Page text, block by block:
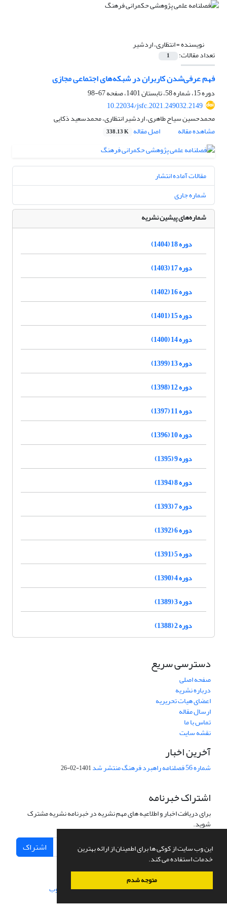
این وب سایت از کوکی ها برای اطمینان از ارائه بهترین
خدمات استفاده می کند.
متوجه شدم
نویسنده =انتظاری، اردشیر
تعداد مقالات: 1
فهم عرفی‌شدن کاربران در شبکه‌های اجتماعی مجازی
دوره 15، شماره 58، تابستان 1401، صفحه
67-98
10.22034/jsfc.2021.249032.2149
محمدحسین سیاح طاهری، اردشیر انتظاری، محمدسعید ذکایی
مشاهده مقاله
اصل مقاله 338.13 K
مقالات آماده انتشار
شماره جاری
شماره‌های پیشین نشریه
دوره 18 (1404)
دوره 17 (1403)
دوره 16 (1402)
دوره 15 (1401)
دوره 14 (1400)
دوره 13 (1399)
دوره 12 (1398)
دوره 11 (1397)
دوره 10 (1396)
دوره 9 (1395)
دوره 8 (1394)
دوره 7 (1393)
دوره 6 (1392)
دوره 5 (1391)
دوره 4 (1390)
دوره 3 (1389)
دوره 2 (1388)
دسترسی سریع
صفحه اصلی
درباره نشریه
اعضای هیات تحریریه
ارسال مقاله
تماس با ما
نقشه سایت
آخرین اخبار
شماره 56 فصلنامه راهبرد فرهنگ منتشر شد 1401-02-26
اشتراک خبرنامه
برای دریافت اخبار و اطلاعیه های مهم نشریه در خبرنامه نشریه مشترک
شوید.
اشتراک
سامانه مدیریت نشریات علمی.طراحی و پیاده سازی از سیناوب